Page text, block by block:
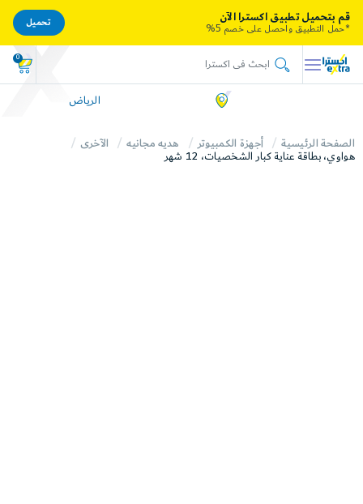
0
الرياض
الصفحة الرئيسية أجهزة الكمبيوتر هديه مجانيه
الآخرى
هواوي، بطاقة عناية كبار الشخصيات، 12 شهر
قم بتحميل تطبيق اكسترا الآن
*حمل التطبيق واحصل على خصم 5%
تحميل